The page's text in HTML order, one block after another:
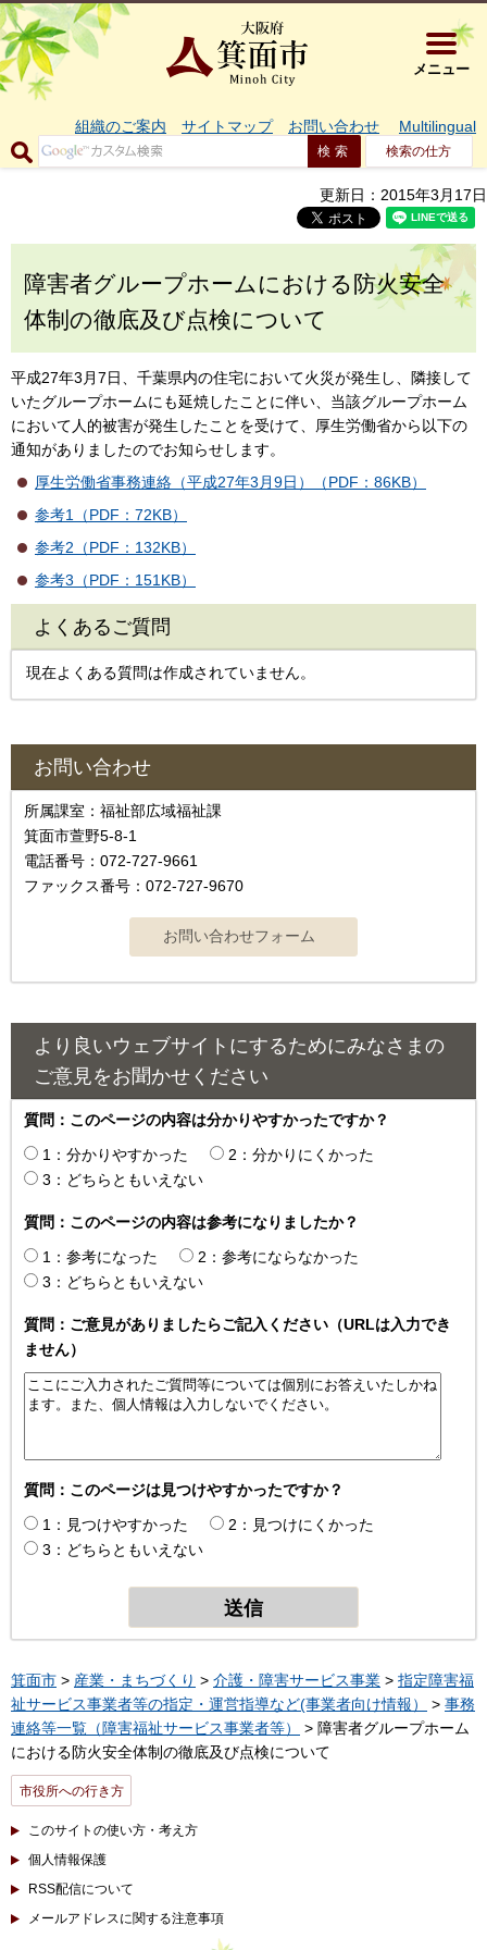
大阪府箕
メニュー
組織のご案内 サイトマップ お問い合わせ Multilingual
検索の仕方
更新日：2015年3月17日
障害者グループホームにおける防火安全
体制の徹底及び点検について
平成27年3月7日、千葉県内の住宅において火災が発生し、隣接して
いたグループホームにも延焼したことに伴い、当該グループホーム
において人的被害が発生したことを受けて、厚生労働省から以下の
通知がありましたのでお知らせします。
厚生労働省事務連絡（平成27年3月9日）（PDF：86KB）
参考1（PDF：72KB）
参考2（PDF：132KB）
参考3（PDF：151KB）
よくあるご質問
現在よくある質問は作成されていません。
お問い合わせ
所属課室：福祉部広域福祉課
箕面市萱野5-8-1
電話番号：072-727-9661
ファックス番号：072-727-9670
より良いウェブサイトにするためにみなさまの
ご意見をお聞かせください
質問：このページの内容は分かりやすかったですか？
1：分かりやすかった
2：分かりにくかった
3：どちらともいえない
質問：このページの内容は参考になりましたか？
1：参考になった
2：参考にならなかった
3：どちらともいえない
質問：ご意見がありましたらご記入ください（URLは入力でき
ません）
質問：このページは見つけやすかったですか？
1：見つけやすかった
2：見つけにくかった
3：どちらともいえない
箕面市 > 産業・まちづくり > 介護・障害サービス事業 > 指定障害福
祉サービス事業者等の指定・運営指導など(事業者向け情報）
> 事務
連絡等一覧（障害福祉サービス事業者等）
> 障害者グループホーム
における防火安全体制の徹底及び点検について
市役所への行き方
このサイトの使い方・考え方
個人情報保護
RSS配信について
メールアドレスに関する注意事項